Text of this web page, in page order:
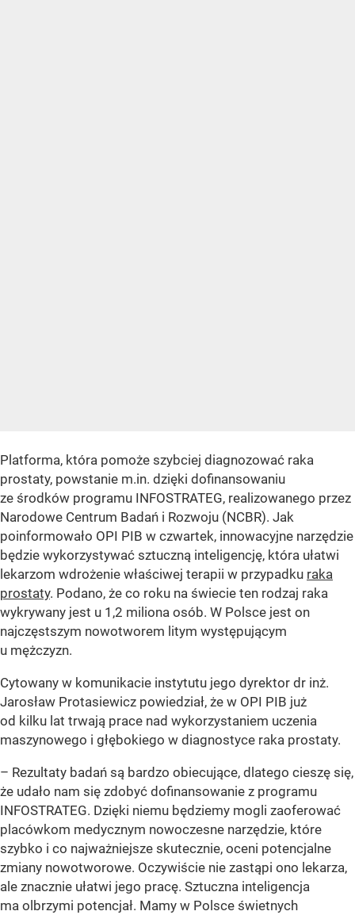
Platforma, która pomoże szybciej diagnozować raka
prostaty, powstanie m.in. dzięki dofinansowaniu
ze środków programu INFOSTRATEG, realizowanego przez
Narodowe Centrum Badań i Rozwoju (NCBR). Jak
poinformowało OPI PIB w czwartek, innowacyjne narzędzie
będzie wykorzystywać sztuczną inteligencję, która ułatwi
lekarzom wdrożenie właściwej terapii w przypadku raka
prostaty. Podano, że co roku na świecie ten rodzaj raka
wykrywany jest u 1,2 miliona osób. W Polsce jest on
najczęstszym nowotworem litym występującym
u mężczyzn.
Cytowany w komunikacie instytutu jego dyrektor dr inż.
Jarosław Protasiewicz powiedział, że w OPI PIB już
od kilku lat trwają prace nad wykorzystaniem uczenia
maszynowego i głębokiego w diagnostyce raka prostaty.
– Rezultaty badań są bardzo obiecujące, dlatego cieszę się,
że udało nam się zdobyć dofinansowanie z programu
INFOSTRATEG. Dzięki niemu będziemy mogli zaoferować
placówkom medycznym nowoczesne narzędzie, które
szybko i co najważniejsze skutecznie, oceni potencjalne
zmiany nowotworowe. Oczywiście nie zastąpi ono lekarza,
ale znacznie ułatwi jego pracę. Sztuczna inteligencja
ma olbrzymi potencjał. Mamy w Polsce świetnych